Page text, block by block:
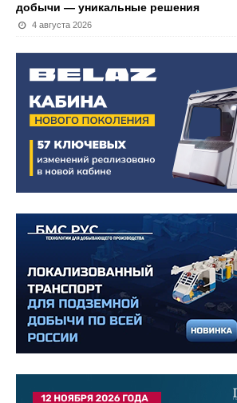
добычи — уникальные решения
4 августа 2026